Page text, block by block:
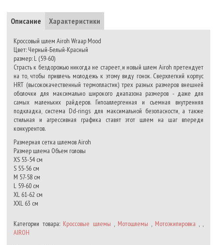
Описание Характеристики
Кроссовый шлем Airoh Wraap Mood
Цвет: Черный-Белый-Красный
размер: L (59-60)
Страсть к бездорожью никогда не стареет, и новый шлем Airoh претендует
на то, чтобы привлечь молодежь к этому виду гонок. Сверхлегкий корпус
HRT (высококачественный термопластик) трех разных размеров внешней
оболочки для максимально широкого диапазона размеров - даже для
самых маленьких райдеров. Гипоаллергенная и съемная внутренняя
подкладка, система Dd-rings для максимальной безопасности, а также
стильная и агрессивная графика ставят этот шлем на шаг впереди
конкурентов.
Размерная сетка шлемов Airoh
Размер шлема Объем головы
XS 53-54 см
S 55-56 см
M 57-58 см
L 59-60 см
XL 61-62 см
XXL 63 см
Категории товара: Кроссовые шлемы , Мотошлемы , Мотоэкипировка , ,
AIROH